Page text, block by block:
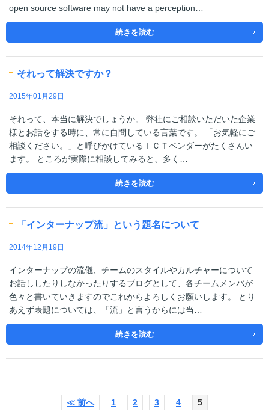
open source software may not have a perception…
続きを読む
それって解決ですか？
2015年01月29日
それって、本当に解決でしょうか。 弊社にご相談いただいた企業
様とお話をする時に、常に自問している言葉です。 「お気軽にご
相談ください。」と呼びかけているＩＣＴベンダーがたくさんい
ます。 ところが実際に相談してみると、多く…
続きを読む
「インターナップ流」という題名について
2014年12月19日
インターナップの流儀、チームのスタイルやカルチャーについて
お話ししたりしなかったりするブログとして、各チームメンバが
色々と書いていきますのでこれからよろしくお願いします。 とり
あえず表題については、「流」と言うからには当…
続きを読む
≪ 前へ 1 2 3 4 5